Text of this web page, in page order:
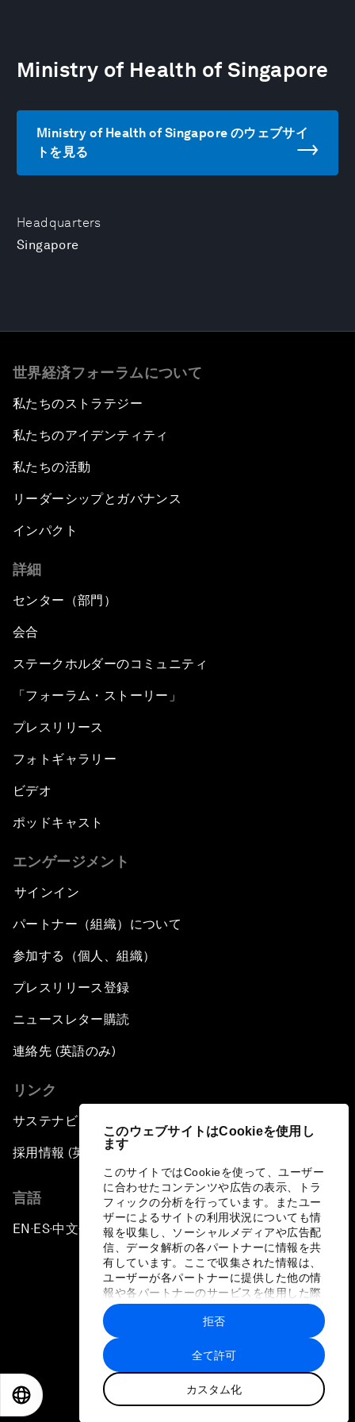
このウェブサイトはCookieを使用し
ます
このサイトではCookieを使って、ユーザー
に合わせたコンテンツや広告の表示、トラ
フィックの分析を行っています。またユー
ザーによるサイトの利用状況についても情
報を収集し、ソーシャルメディアや広告配
信、データ解析の各パートナーに情報を共
有しています。ここで収集された情報は、
ユーザーが各パートナーに提供した他の情
報や各パートナーのサービスを使用した際
に収集された情報と組み合わされ、各パー
トナーによって使用されることがありま
す。
全て許可
カスタム化
拒否
Headquarters
Singapore
Ministry of Health of Singapore
Ministry of Health of Singapore のウェブサイ
トを見る
世界経済フォーラムについて
私たちのストラテジー
私たちのアイデンティティ
私たちの活動
リーダーシップとガバナンス
インパクト
詳細
センター（部門）
会合
ステークホルダーのコミュニティ
「フォーラム・ストーリー」
プレスリリース
フォトギャラリー
ビデオ
ポッドキャスト
エンゲージメント
サインイン
パートナー（組織）について
参加する（個人、組織）
プレスリリース登録
ニュースレター購読
連絡先 (英語のみ)
リンク
サステナビリティへの取り組み
採用情報 (英語のみ)
言語
EN ▪ES▪中文▪ 日本語
プライバシーポリシーと利用規約
サイトマップ
©
世界経済フォーラム